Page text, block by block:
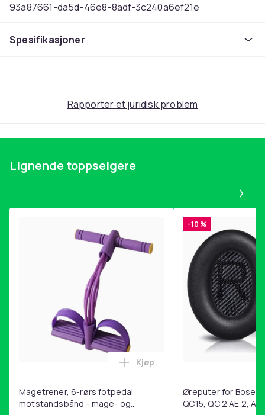
93a87661-da5d-46e8-8adf-3c240a6ef21e
Spesifikasjoner
Rapporter et juridisk problem
Lignende toppselgere
Magetrener, 6-rørs fotpedal
motstandsbånd - mage- og
Legg Magetrener, 6-rørs
Kjøp
-10 %
Øreputer for Bose
QC15, QC 2 AE 2, AE